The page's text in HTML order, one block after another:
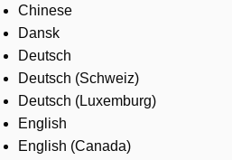
Industries
Services
About us
Where to buy
Contact us
Careers
Chinese
Dansk
Deutsch
Deutsch (Schweiz)
Deutsch (Luxemburg)
English
English (Canada)